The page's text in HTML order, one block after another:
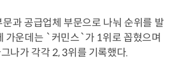
과 공급업체 부문으로 나눠 순위를 발
가운데는 `커민스`가 1위로 꼽혔으며
나가 각각 2, 3위를 기록했다.